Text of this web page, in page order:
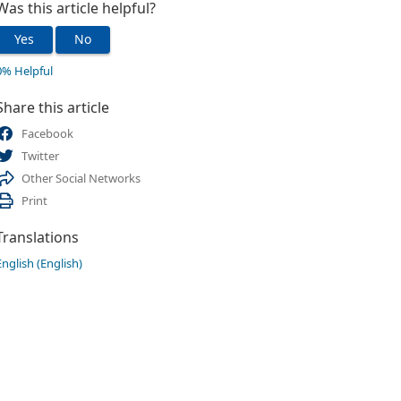
this article helpful?
Yes No
Helpful
this article
Facebook
Twitter
Other Social Networks
Print
(English)